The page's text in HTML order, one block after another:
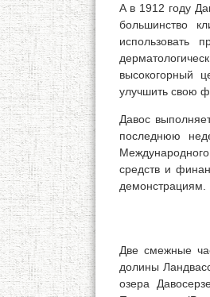
А в 1912 году
большинство
использовать
высокогорный
улучшить свою
Давос
последнюю
средств и
демонстрациям.
Две смежные
долины
озера